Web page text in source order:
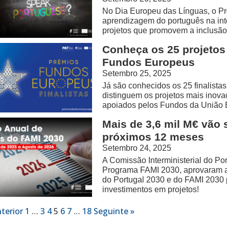
No Dia Europeu das Línguas, o
aprendizagem do português na
projetos que promovem a
Conheça os 25
Fundos Europeus
Setembro 25, 2025
Já são conhecidos os 25
distinguem os projetos mais
apoiados pelos Fundos da União
Mais de 3,6 mil M€
próximos 12 meses
Setembro 24, 2025
A Comissão Interministerial do
Programa FAMI 2030,
do Portugal 2030 e do FAMI
investimentos em projetos!
1 … 3 45 6 7 … 18 Seguinte »